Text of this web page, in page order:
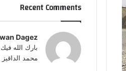
Recent Comments
Dagez
بارك الله
محمد